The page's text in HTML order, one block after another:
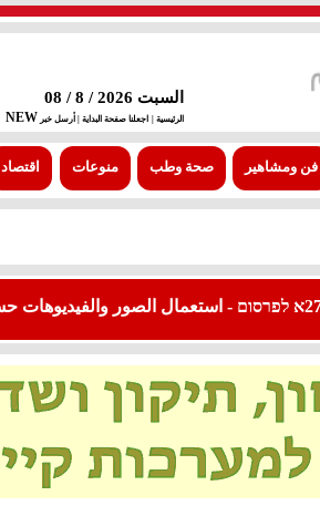
السبت 2026 / 8 / 08
الرئيسية | اجعلنا صفحة البداية | أرسل خبر NEW
فن ومشاهير صحة وطب منوعات اقتصاد